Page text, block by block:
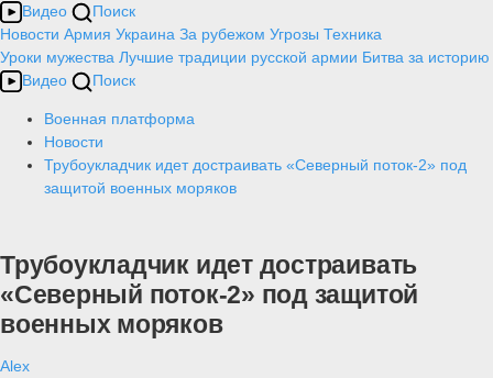
Видео
Поиск
Новости Армия Украина За рубежом Угрозы Техника
Уроки мужества Лучшие традиции русской армии Битва за историю
Видео
Поиск
Военная платформа
Новости
Трубоукладчик идет достраивать «Северный поток-2» под
защитой военных моряков
Трубоукладчик идет достраивать
«Северный поток-2» под защитой
военных моряков
Alex